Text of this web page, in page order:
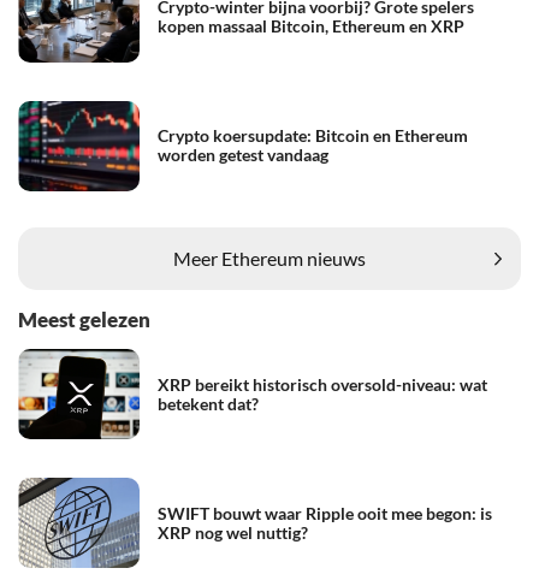
Crypto-winter bijna voorbij? Grote spelers
kopen massaal Bitcoin, Ethereum en XRP
Crypto koersupdate: Bitcoin en Ethereum
worden getest vandaag
Meer Ethereum nieuws
Meest gelezen
XRP bereikt historisch oversold-niveau: wat
betekent dat?
SWIFT bouwt waar Ripple ooit mee begon: is
XRP nog wel nuttig?